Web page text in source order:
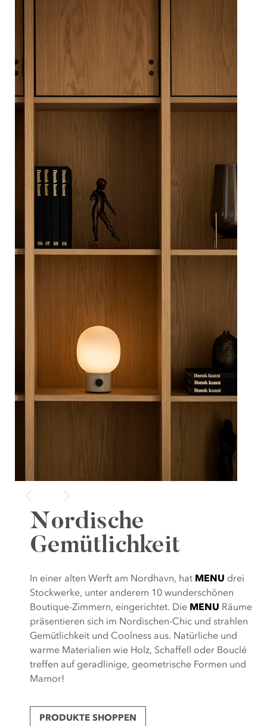
Nordische
Gemütlichkeit
In einer alten Werft am Nordhavn, hat MENU drei
Stockwerke, unter anderem 10 wunderschönen
Boutique-Zimmern, eingerichtet. Die MENU Räume
präsentieren sich im Nordischen-Chic und strahlen
Gemütlichkeit und Coolness aus. Natürliche und
warme Materialien wie Holz, Schaffell oder Bouclé
treffen auf geradlinige, geometrische Formen und
Mamor!
PRODUKTE SHOPPEN